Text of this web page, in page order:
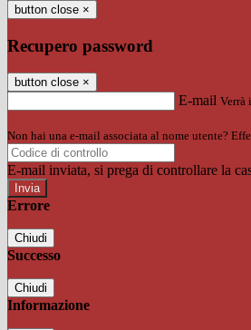
button close ×
Recupero password
button close ×
E-mail Verrà
Non hai una e-mail associata al nome utente?
E-mail inviata, si prega di controllare la
Errore
Chiudi
Successo
Chiudi
Informazione